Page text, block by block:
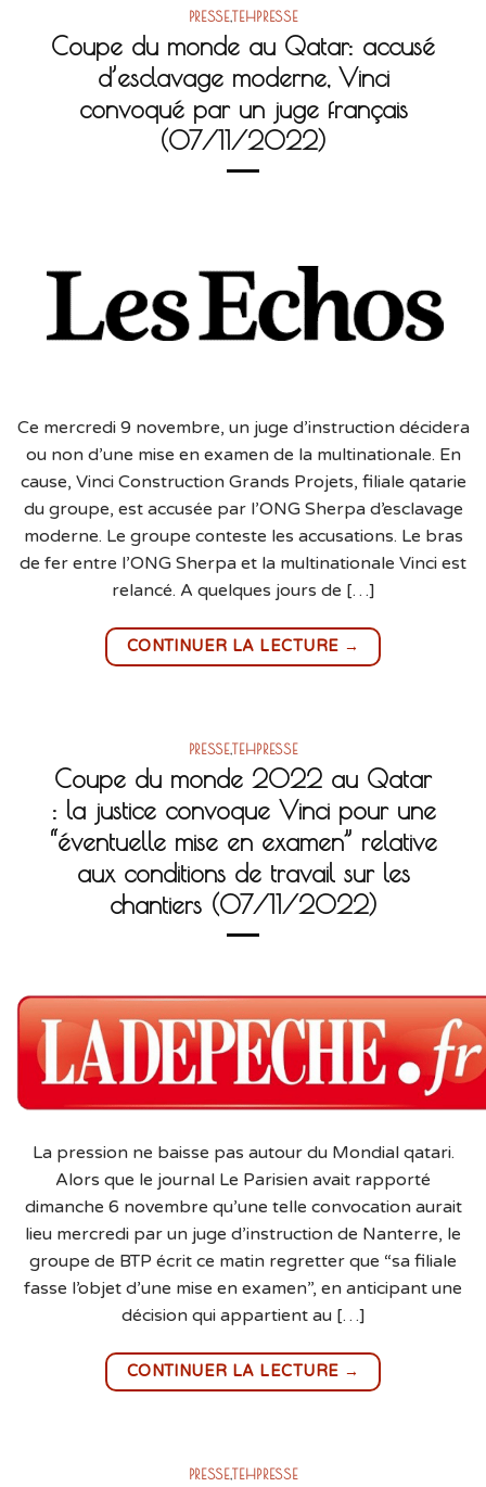
PRESSE,TEHPRESSE
Coupe du monde au Qatar: accusé
d’esclavage moderne, Vinci
convoqué par un juge français
(07/11/2022)
Ce mercredi 9 novembre, un juge d’instruction décidera
ou non d’une mise en examen de la multinationale. En
cause, Vinci Construction Grands Projets, filiale qatarie
du groupe, est accusée par l’ONG Sherpa d’esclavage
moderne. Le groupe conteste les accusations. Le bras
de fer entre l’ONG Sherpa et la multinationale Vinci est
relancé. A quelques jours de […]
CONTINUER LA LECTURE →
PRESSE,TEHPRESSE
Coupe du monde 2022 au Qatar
: la justice convoque Vinci pour une
“éventuelle mise en examen” relative
aux conditions de travail sur les
chantiers (07/11/2022)
La pression ne baisse pas autour du Mondial qatari.
Alors que le journal Le Parisien avait rapporté
dimanche 6 novembre qu’une telle convocation aurait
lieu mercredi par un juge d’instruction de Nanterre, le
groupe de BTP écrit ce matin regretter que “sa filiale
fasse l’objet d’une mise en examen”, en anticipant une
décision qui appartient au […]
CONTINUER LA LECTURE →
PRESSE,TEHPRESSE